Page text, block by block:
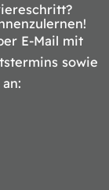
E-Mail mit
sowie